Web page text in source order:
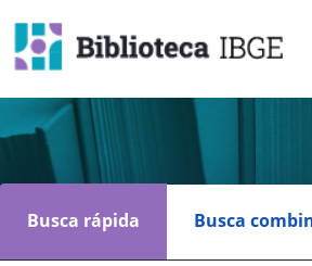
Busca rápida Busca